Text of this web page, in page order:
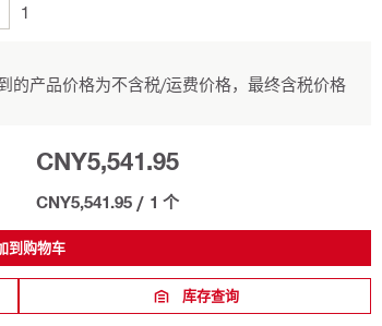
1
的产品价格为不含税/运费价格，最终含税价格
CNY5,541.95
CNY5,541.95 / 1 个
到购物车
库存查询